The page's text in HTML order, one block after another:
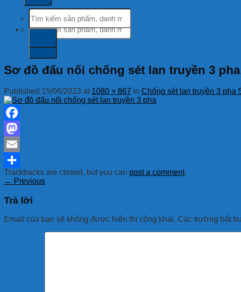
Tìm
kiếm:
Tìm
kiếm:
Sơ đồ đấu nối chống sét lan truyền 3 pha
Published 15/06/2023 at 1080 × 867 in Chống sét lan truyền 3 pha
Facebook
Mastodon
Email
Share
Trackbacks are closed, but you can post a comment.
← Previous
Trả lời
Email của bạn sẽ không được hiển thị công khai. Các trường bắt